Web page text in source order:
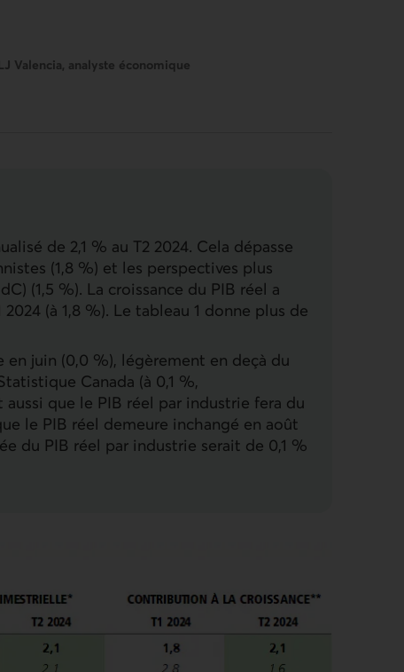
Valencia, analyste économique
de 2,1 % au T2 2024. Cela dépasse
(1,8 %) et les perspectives plus
) (1,5 %). La croissance du PIB réel a
(à 1,8 %). Le tableau 1 donne plus de
juin (0,0 %), légèrement en deçà du
Canada (à 0,1 %,
que le PIB réel par industrie fera du
le PIB réel demeure inchangé en août
du PIB réel par industrie serait de 0,1 %